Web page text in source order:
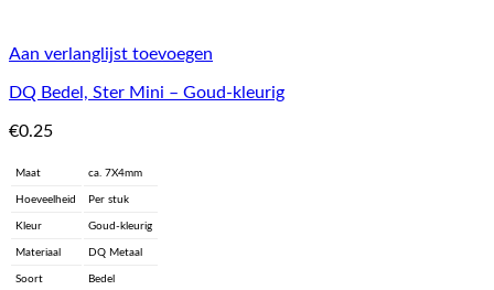
Aan verlanglijst toevoegen
DQ Bedel, Ster Mini – Goud-kleurig
€0.25
Maat ca. 7X4mm
Hoeveelheid Per stuk
Kleur Goud-kleurig
Materiaal DQ Metaal
Soort Bedel